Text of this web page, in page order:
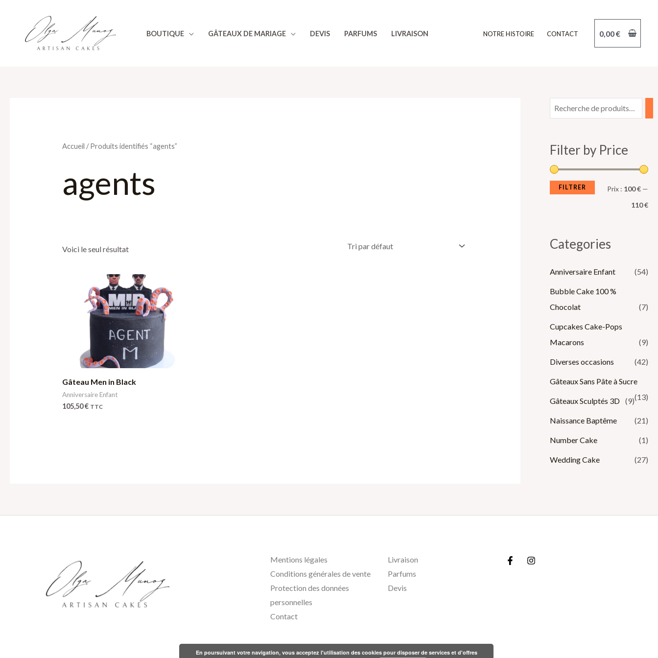
contenu
BOUTIQUE GÂTEAUX DE MARIAGE DEVIS PARFUMS LIVRAISON NOTRE HISTOIRE CONTACT 0,00€
Accueil / Produits identifiés “agents”
agents
Voici le seul résultat
Gâteau Men in Black
Anniversaire Enfant
105,50€ TTC
Filter by Price
m
n
m
x
FILTRER Prix : 100 €—
110 €
Categories
Anniversaire Enfant (54)
Bubble Cake 100 %
Chocolat
(7)
Cupcakes Cake-Pops
Macarons
(9)
Diverses occasions (42)
Gâteaux Sans Pâte à Sucre
(13)
Gâteaux Sculptés 3D (9)
Naissance Baptême (21)
Number Cake (1)
Wedding Cake (27)
Mentions légales
Conditions générales de vente
Protection des données
personnelles
Contact
Livraison
Parfums
Devis
En poursuivant votre navigation, vous acceptez l'utilisation des cookies pour disposer de services et d'offres